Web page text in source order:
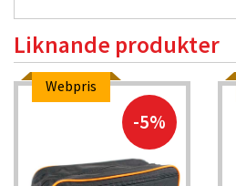
Liknande produkter
Webpris
-5%